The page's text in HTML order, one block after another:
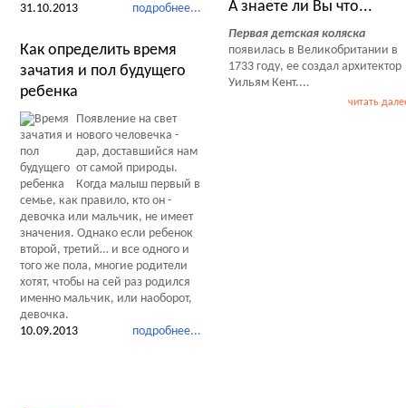
А знаете ли Вы что...
Первая детская коляска
появилась в Великобритании в
1733 году, ее создал архитектор
Уильям Кент....
читать
подробнее...
31.10.2013
Как определить время
зачатия и пол будущего
ребенка
Появление на свет
нового человечка -
дар, доставшийся нам
от самой природы.
Когда малыш первый в
семье, как правило, кто он -
девочка или мальчик, не имеет
значения. Однако если ребенок
второй, третий… и все одного и
того же пола, многие родители
хотят, чтобы на сей раз родился
именно мальчик, или наоборот,
девочка.
подробнее...
10.09.2013